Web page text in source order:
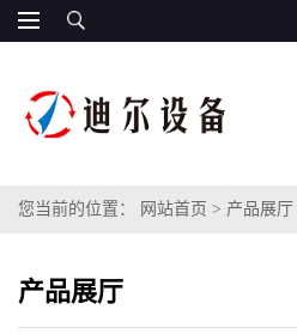
您当前的位置： 网站首页 > 产品展厅
产品展厅